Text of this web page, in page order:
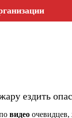
ездить
видео